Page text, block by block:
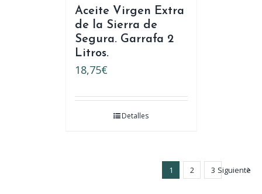
Aceite Virgen Extra
de la Sierra de
Segura. Garrafa 2
Litros.
18,75€
Detalles
1 2 3 Siguiente